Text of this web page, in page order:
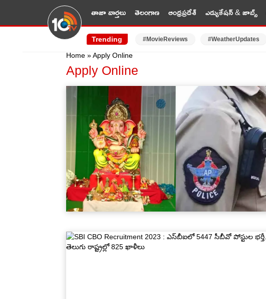
తాజా వార్తలు తెలంగాణ ఆంధ్రప్రదేశ్ ఎడ్యుకేషన్ & జాబ్స్
Trending #MovieReviews #WeatherUpdates
Home »Apply Online
Apply Online